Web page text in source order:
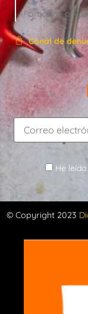
Política de
Canal de
He leído
© Copyright 2023